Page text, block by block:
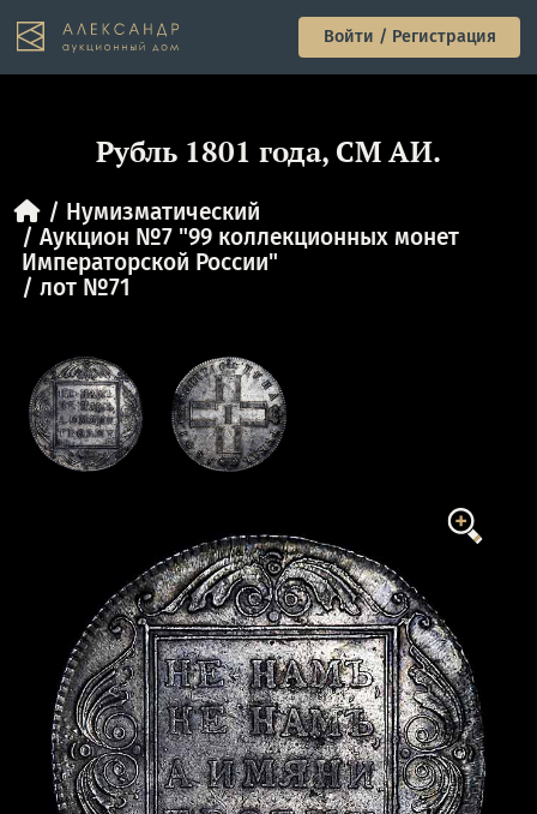
Войти / Регистрация
Рубль 1801 года, СМ АИ.
Нумизматический
Аукцион №7 "99 коллекционных монет
Императорской России"
лот №71